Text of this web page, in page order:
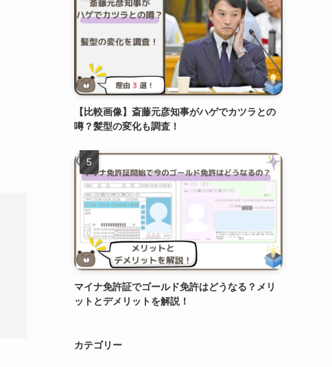
【比較画像】斎藤元彦知事がハゲでカツラとの
噂？髪型の変化も調査！
マイナ免許証でゴールド免許はどうなる？メリ
ットとデメリットを解説！
カテゴリー